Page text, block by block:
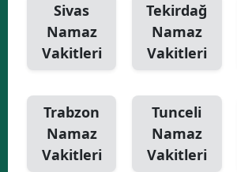
Sivas
Namaz
Vakitleri
Tekirdağ
Namaz
Vakitleri
Trabzon
Namaz
Vakitleri
Tunceli
Namaz
Vakitleri